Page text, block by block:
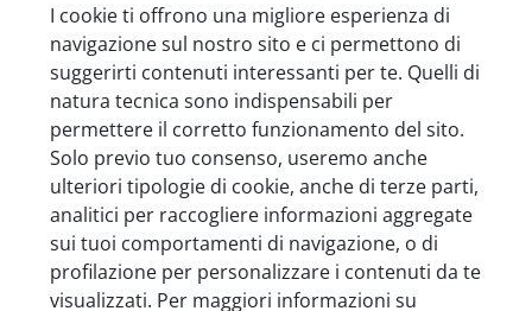
I cookie ti offrono una migliore esperienza di
navigazione sul nostro sito e ci permettono di
suggerirti contenuti interessanti per te. Quelli di
natura tecnica sono indispensabili per
permettere il corretto funzionamento del sito.
Solo previo tuo consenso, useremo anche
ulteriori tipologie di cookie, anche di terze parti,
analitici per raccogliere informazioni aggregate
sui tuoi comportamenti di navigazione, o di
profilazione per personalizzare i contenuti da te
visualizzati. Per maggiori informazioni su
ZÀINI EMILIA CIOCCOLATO FONDENTE
EXTRA 1KG